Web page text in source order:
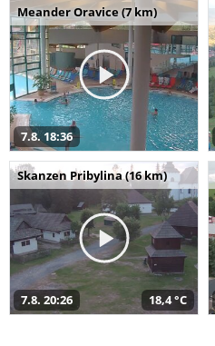
Meander Oravice (7 km)
7.8. 18:36
Skanzen Pribylina (16 km)
7.8. 20:26 18,4 °C